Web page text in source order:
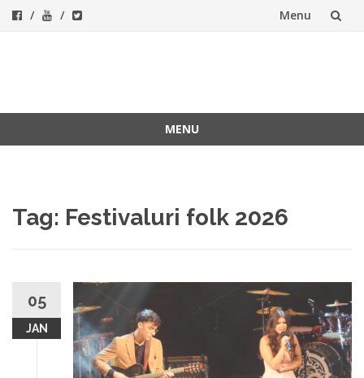
Menu
MENU
Tag: Festivaluri folk 2026
05
JAN